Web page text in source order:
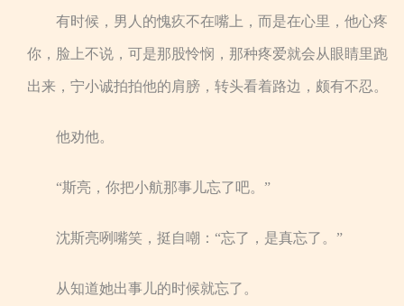
有时候，男人的愧疚不在嘴上，而是在心里，他心疼
你，脸上不说，可是那股怜悯，那种疼爱就会从眼睛里跑
出来，宁小诚拍拍他的肩膀，转头看着路边，颇有不忍。
他劝他。
“斯亮，你把小航那事儿忘了吧。”
沈斯亮咧嘴笑，挺自嘲：“忘了，是真忘了。”
从知道她出事儿的时候就忘了。